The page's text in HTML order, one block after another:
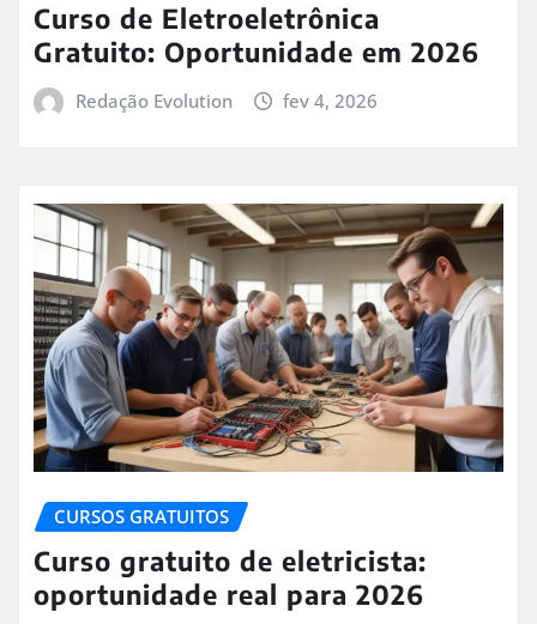
Curso de Eletroeletrônica
Gratuito: Oportunidade em 2026
Redação Evolution fev 4, 2026
CURSOS GRATUITOS
Curso gratuito de eletricista:
oportunidade real para 2026